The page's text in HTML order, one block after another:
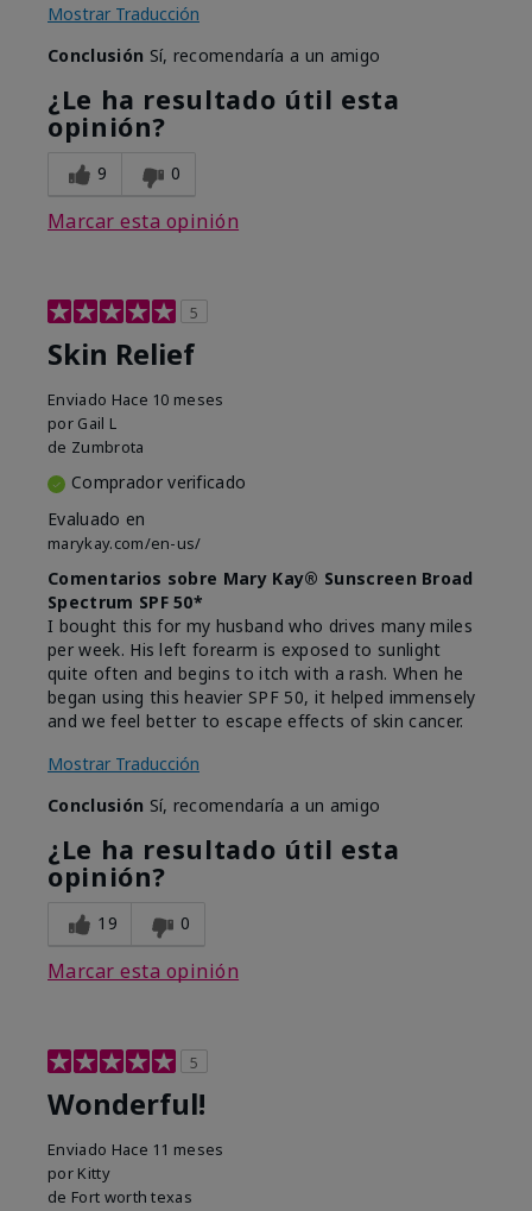
Mostrar Traducción
Conclusión Sí, recomendaría a un amigo
¿Le ha resultado útil esta
opinión?
9 0
Marcar esta opinión
5
Skin Relief
Enviado Hace 10 meses
por Gail L
de Zumbrota
Comprador verificado
Evaluado en
marykay.com/en-us/
Comentarios sobre Mary Kay® Sunscreen Broad
Spectrum SPF 50*
I bought this for my husband who drives many miles
per week. His left forearm is exposed to sunlight
quite often and begins to itch with a rash. When he
began using this heavier SPF 50, it helped immensely
and we feel better to escape effects of skin cancer.
Mostrar Traducción
Conclusión Sí, recomendaría a un amigo
¿Le ha resultado útil esta
opinión?
19 0
Marcar esta opinión
5
Wonderful!
Enviado Hace 11 meses
por Kitty
de Fort worth texas